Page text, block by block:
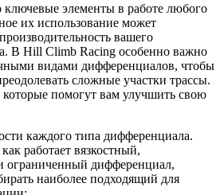
элементы в работе любого
их использование может
вашего
В Hill Climb Racing особенно важно
видами дифференциалов, чтобы
сложные участки трассы.
которые помогут вам улучшить свою
каждого типа дифференциала.
работает вязкостный,
ограниченный дифференциал,
наиболее подходящий для